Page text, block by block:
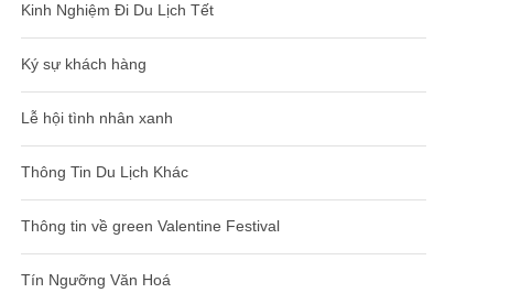
Kinh Nghiệm Đi Du Lịch Tết
Ký sự khách hàng
Lễ hội tình nhân xanh
Thông Tin Du Lịch Khác
Thông tin về green Valentine Festival
Tín Ngưỡng Văn Hoá